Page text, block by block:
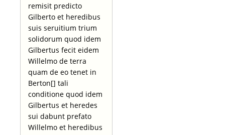
remisit predicto
Gilberto et heredibus
suis seruitium trium
solidorum quod idem
Gilbertus fecit eidem
Willelmo de terra
quam de eo tenet in
Berton[] tali
conditione quod idem
Gilbertus et heredes
sui dabunt prefato
Willelmo et heredibus